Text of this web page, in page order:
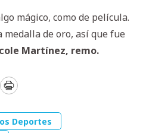
mágico, como de película.
de oro, así que fue
Martínez, remo.
Print
Deportes